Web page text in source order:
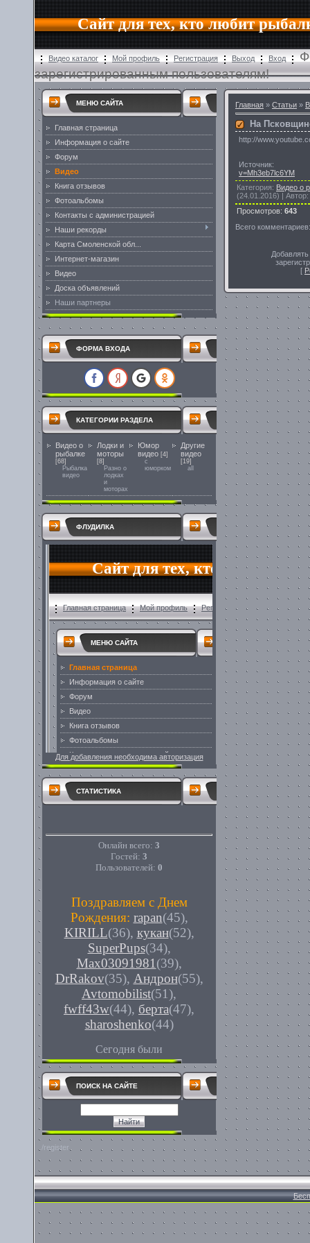
Сайт для тех, кто любит
Видео каталог Мой профиль Регистрация Выход Вход
зарегистрированным пользователям!
МЕНЮ САЙТА
Главная страница
Информация о сайте
Форум
Видео
Книга отзывов
Фотоальбомы
Контакты с администрацией
Наши рекорды
Карта Смоленской обл...
Интернет-магазин
Видео
Доска объявлений
Наши партнеры
ФОРМА ВХОДА
КАТЕГОРИИ РАЗДЕЛА
Видео о
рыбалке
[68]
Рыбалка
видео
Лодки и
моторы
[8]
Разно о
лодках
и
моторах
Юмор
видео [4]
с
юморком
Другие
видео
[19]
all
ФЛУДИЛКА
Для добавления необходима авторизация
СТАТИСТИКА
Онлайн всего: 3
Гостей: 3
Пользователей: 0
Поздравляем с Днем
Рождения: rapan(45),
KIRILL(36), кукан(52),
SuperPups(34),
Max03091981 (39),
DrRakov(35), Андрон(55),
Avtomobilist(51),
fwff43w(44), берта(47),
sharoshenko(44)
Сегодня были
ПОИСК НА САЙТЕ
/register
Главная » Статьи »
На
http://
Источник
v=Mh3eb7lc6YM
Категория: Видео о
(24.01.2016) | Автор:
Просмотров: 643
Всего комментариев
[